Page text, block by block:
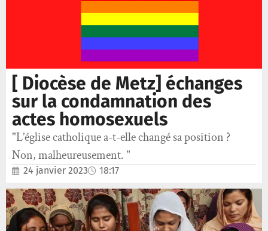
[ Diocèse de Metz] échanges
sur la condamnation des
actes homosexuels
"L’église catholique a-t-elle changé sa position ?
Non, malheureusement. "
24 janvier 2023 18:17